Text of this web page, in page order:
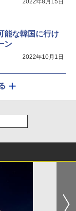
2022年8月15日
能な韓国に行け
ン
2022年10月1日